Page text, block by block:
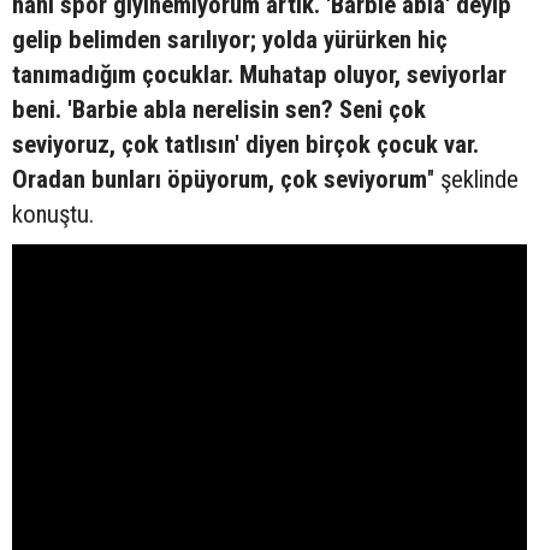
gelip belimden sarılıyor; yolda yürürken hiç
tanımadığım çocuklar. Muhatap oluyor, seviyorlar
beni. 'Barbie abla nerelisin sen? Seni çok
seviyoruz, çok tatlısın' diyen birçok çocuk var.
Oradan bunları öpüyorum, çok seviyorum" şeklinde
konuştu.